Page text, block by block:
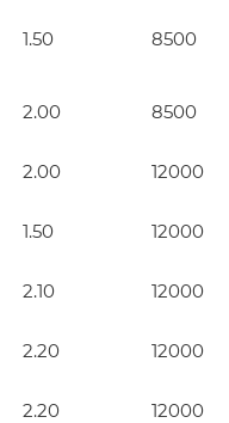
1.50 8500
2.00 8500
2.00 12000
1.50 12000
2.10 12000
2.20 12000
2.20 12000